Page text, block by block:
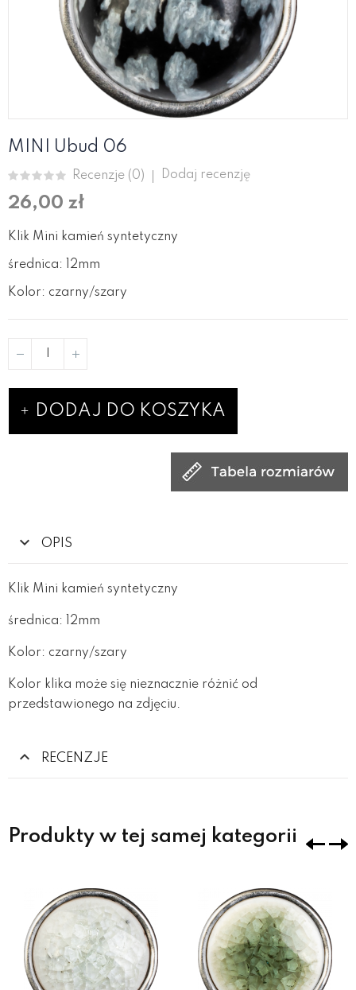
MINI Ubud 06
Recenzje (0) Dodaj recenzję
26,00 zł
Klik Mini kamień syntetyczny
średnica: 12mm
Kolor: czarny/szary
DODAJ DO KOSZYKA
OPIS
Klik Mini kamień syntetyczny
średnica: 12mm
Kolor: czarny/szary
Kolor klika może się nieznacznie różnić od
przedstawionego na zdjęciu.
RECENZJE
Produkty w tej samej kategorii